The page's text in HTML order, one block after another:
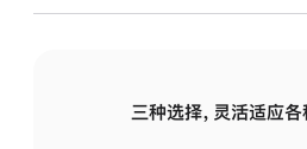
三种选择，灵活适应各